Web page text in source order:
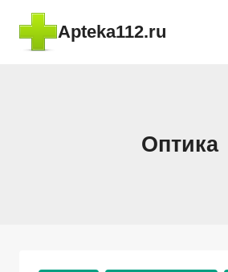
Перейти
содержимому
Apteka112.ru
Оптика